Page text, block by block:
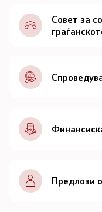
Документи
Совет
За советот
Документи
Записници и
Советот
Совет за
Предлози